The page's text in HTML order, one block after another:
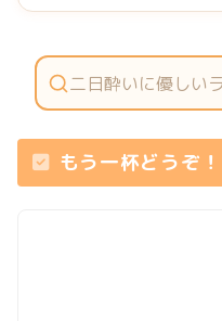
もう一杯どうぞ！